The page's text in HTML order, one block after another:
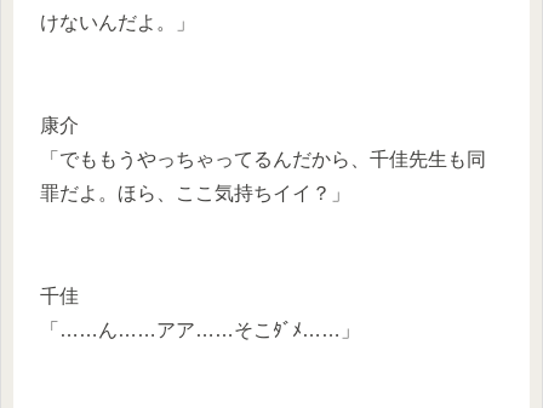
けないんだよ。」
康介
「でももうやっちゃってるんだから、千佳先生も同
罪だよ。ほら、ここ気持ちイイ？」
千佳
「……ん……アア……そこﾀﾞﾒ……」